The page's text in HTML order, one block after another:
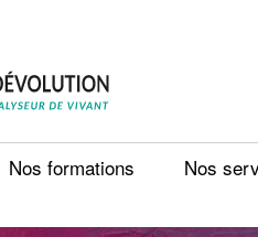
Nos formations Nos